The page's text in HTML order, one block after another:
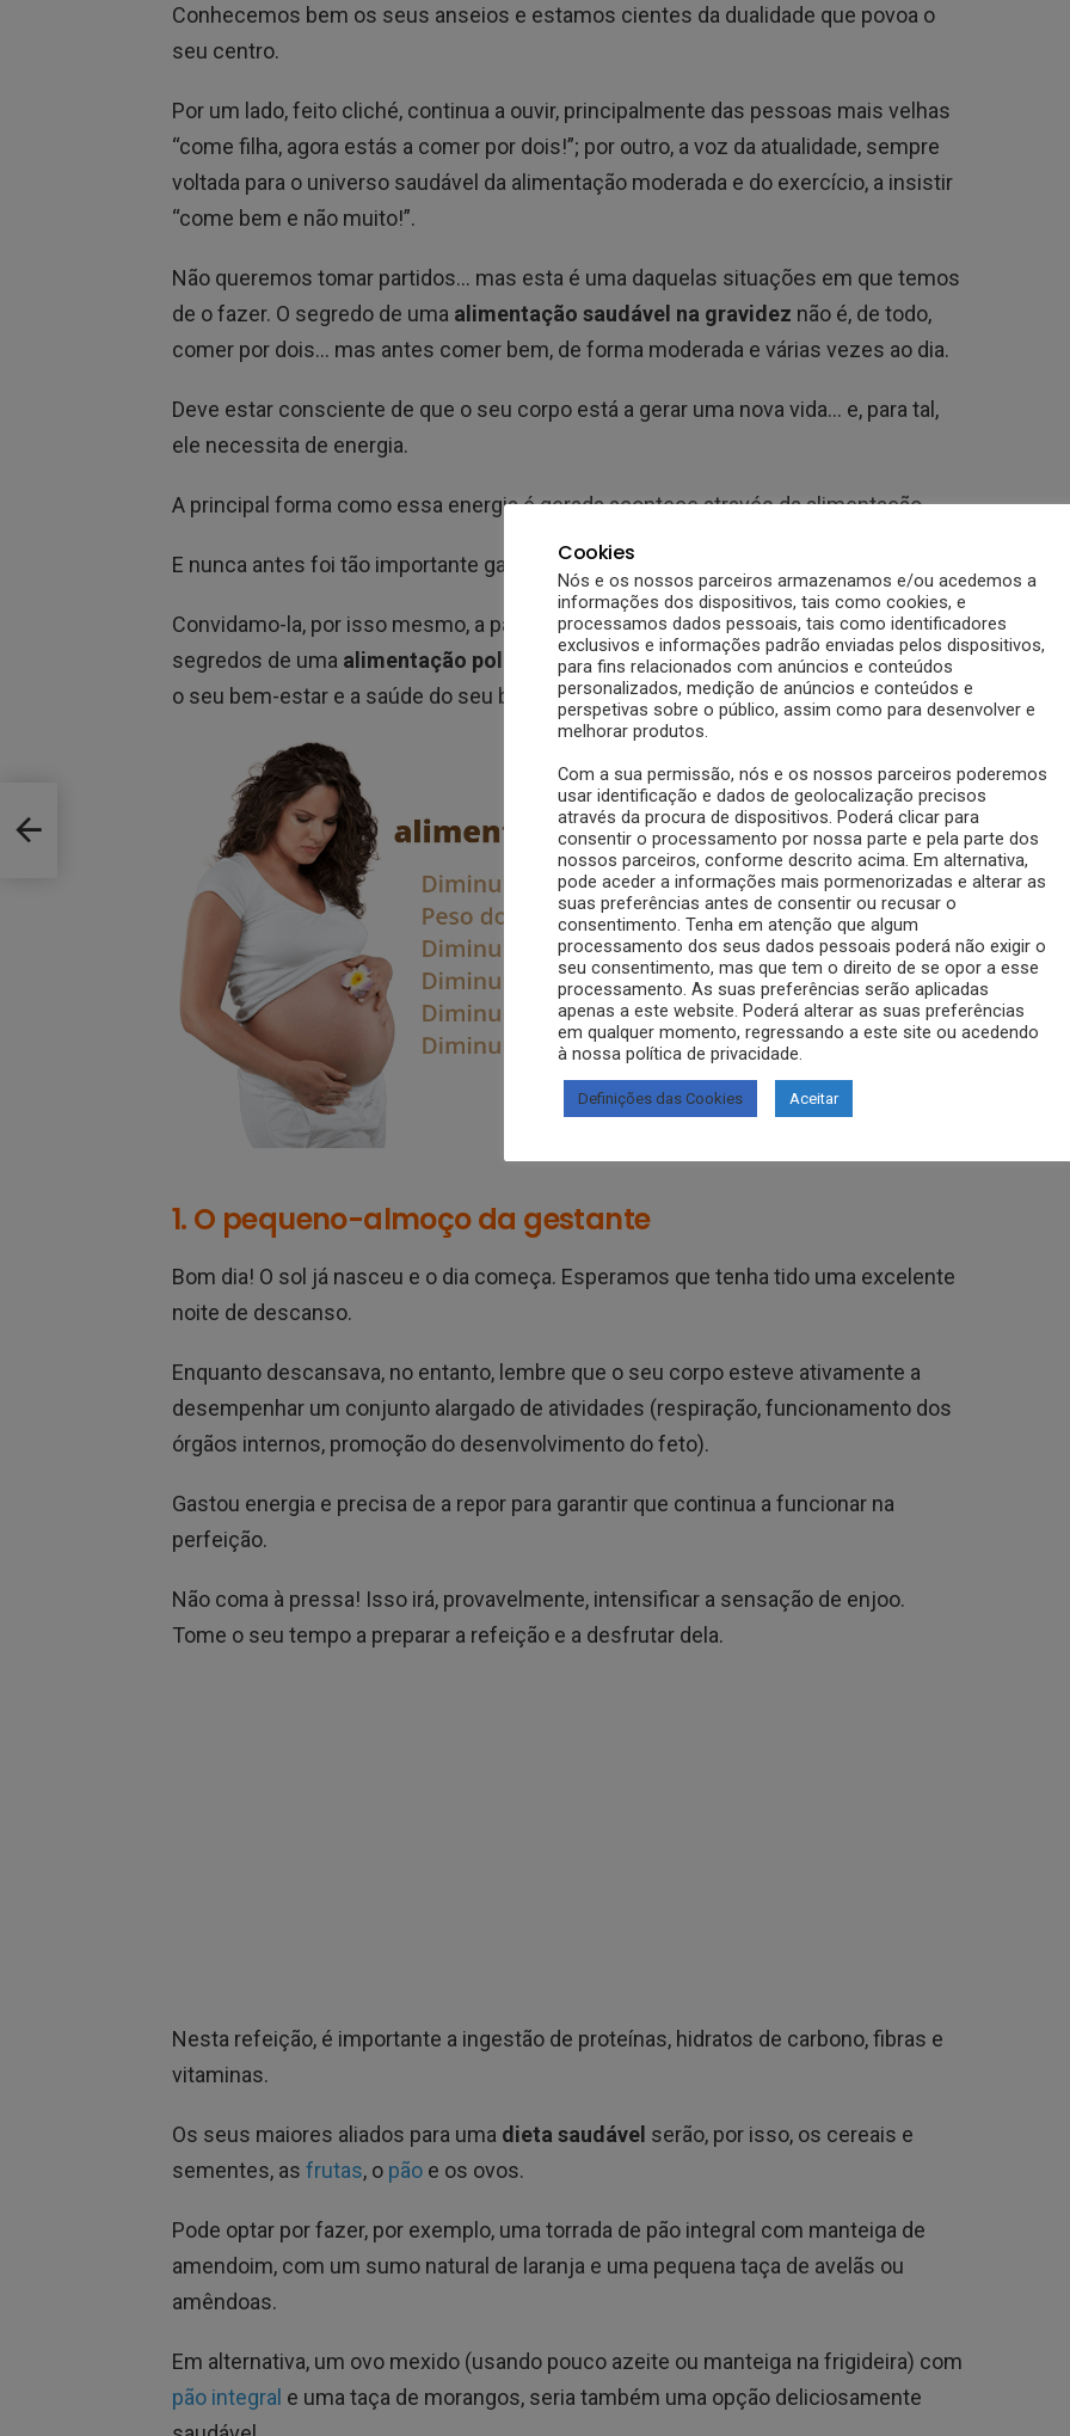
Conhecemos bem os seus anseios e estamos cientes da dualidade que povoa o
seu centro.
Por um lado, feito cliché, continua a ouvir, principalmente das pessoas mais velhas
“come filha, agora estás a comer por dois!”; por outro, a voz da atualidade, sempre
voltada para o universo saudável da alimentação moderada e do exercício, a insistir
“come bem e não muito!”.
Não queremos tomar partidos… mas esta é uma daquelas situações em que temos
de o fazer. O segredo de uma alimentação saudável na gravidez não é, de todo,
comer por dois… mas antes comer bem, de forma moderada e várias vezes ao dia.
Deve estar consciente de que o seu corpo está a gerar uma nova vida… e, para tal,
ele necessita de energia.
A principal forma como essa energia é gerada acontece através da alimentação.
E nunca antes foi tão importante garantir umadieta saudável
Convidamo-la, por isso mesmo, a passar connosco este dia. Um dia voltado para os
segredos de uma alimentação polifraccionada ,regrada e saudável, que garantirá
o seu bem-estar e a saúde do seu bebé.
1. O pequeno-almoço da gestante
Bom dia! O sol já nasceu e o dia começa. Esperamos que tenha tido uma excelente
noite de descanso.
Enquanto descansava, no entanto, lembre que o seu corpo esteve ativamente a
desempenhar um conjunto alargado de atividades (respiração, funcionamento dos
órgãos internos, promoção do desenvolvimento do feto).
Gastou energia e precisa de a repor para garantir que continua a funcionar na
perfeição.
Não coma à pressa! Isso irá, provavelmente, intensificar a sensação de enjoo.
Tome o seu tempo a preparar a refeição e a desfrutar dela.
Nesta refeição, é importante a ingestão de proteínas, hidratos de carbono, fibras e
vitaminas.
Os seus maiores aliados para uma dieta saudável serão, por isso, os cereais e
sementes, as frutas, o pão e os ovos.
Pode optar por fazer, por exemplo, uma torrada de pão integral com manteiga de
amendoim, com um sumo natural de laranja e uma pequena taça de avelãs ou
amêndoas.
Em alternativa, um ovo mexido (usando pouco azeite ou manteiga na frigideira) com
pão integral e uma taça de morangos, seria também uma opção deliciosamente
Cookies
Nós e os nossos parceiros armazenamos e/ou acedemos a
informações dos dispositivos, tais como cookies, e
processamos dados pessoais, tais como identificadores
exclusivos e informações padrão enviadas pelos dispositivos,
para fins relacionados com anúncios e conteúdos
personalizados, medição de anúncios e conteúdos e
perspetivas sobre o público, assim como para desenvolver e
melhorar produtos.
Com a sua permissão, nós e os nossos parceiros poderemos
usar identificação e dados de geolocalização precisos
através da procura de dispositivos. Poderá clicar para
consentir o processamento por nossa parte e pela parte dos
nossos parceiros, conforme descrito acima. Em alternativa,
pode aceder a informações mais pormenorizadas e alterar as
suas preferências antes de consentir ou recusar o
consentimento. Tenha em atenção que algum
processamento dos seus dados pessoais poderá não exigir o
seu consentimento, mas que tem o direito de se opor a esse
processamento. As suas preferências serão aplicadas
apenas a este website. Poderá alterar as suas preferências
em qualquer momento, regressando a este site ou acedendo
à nossa política de privacidade.
Definições das Cookies Aceitar